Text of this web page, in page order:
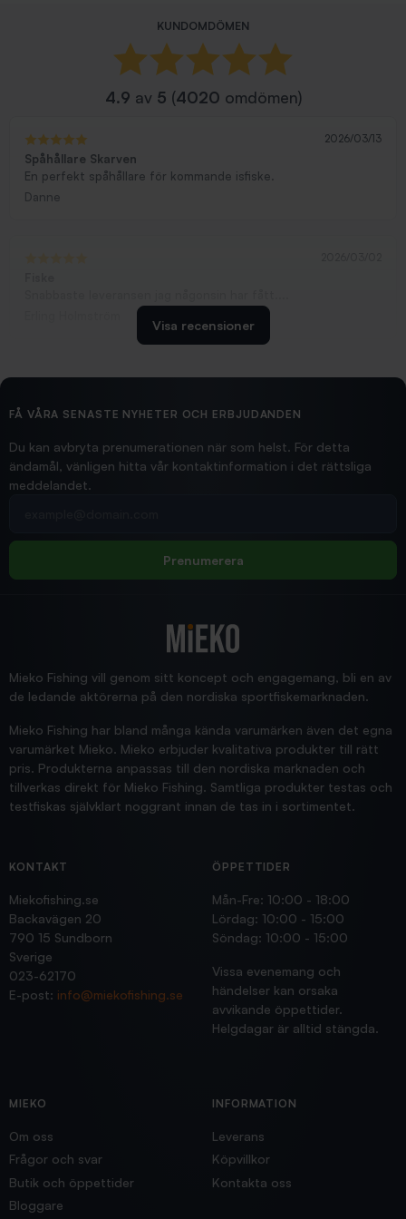
KUNDOMDÖMEN
4.9 av 5 (4020 omdömen)
2026/03/13
Spåhållare Skarven
En perfekt spåhållare för kommande isfiske.
Danne
2026/02/19
Hittade exakt vad jag behövde. Snabb och bra...
Jensa
Visa recensioner
FÅ VÅRA SENASTE NYHETER OCH ERBJUDANDEN
Du kan avbryta prenumerationen när som helst. För detta
ändamål, vänligen hitta vår kontaktinformation i det rättsliga
meddelandet.
Prenumerera
Mieko Fishing vill genom sitt koncept och engagemang, bli en av
de ledande aktörerna på den nordiska sportfiskemarknaden.
Mieko Fishing har bland många kända varumärken även det egna
varumärket Mieko. Mieko erbjuder kvalitativa produkter till rätt
pris. Produkterna anpassas till den nordiska marknaden och
tillverkas direkt för Mieko Fishing. Samtliga produkter testas och
testfiskas självklart noggrant innan de tas in i sortimentet.
KONTAKT
Miekofishing.se
Backavägen 20
790 15 Sundborn
Sverige
023-62170
E-post: info@miekofishing.se
ÖPPETTIDER
Mån-Fre: 10:00 - 18:00
Lördag: 10:00 - 15:00
Söndag: 10:00 - 15:00
Vissa evenemang och
händelser kan orsaka
avvikande öppettider.
Helgdagar är alltid stängda.
MIEKO
Om oss
Frågor och svar
Butik och öppettider
Bloggare
INFORMATION
Leverans
Köpvillkor
Kontakta oss